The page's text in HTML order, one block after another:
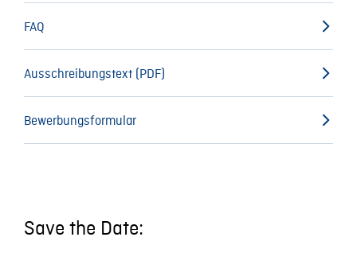
FAQ
Ausschreibungstext (PDF)
Bewerbungsformular
Save the Date: